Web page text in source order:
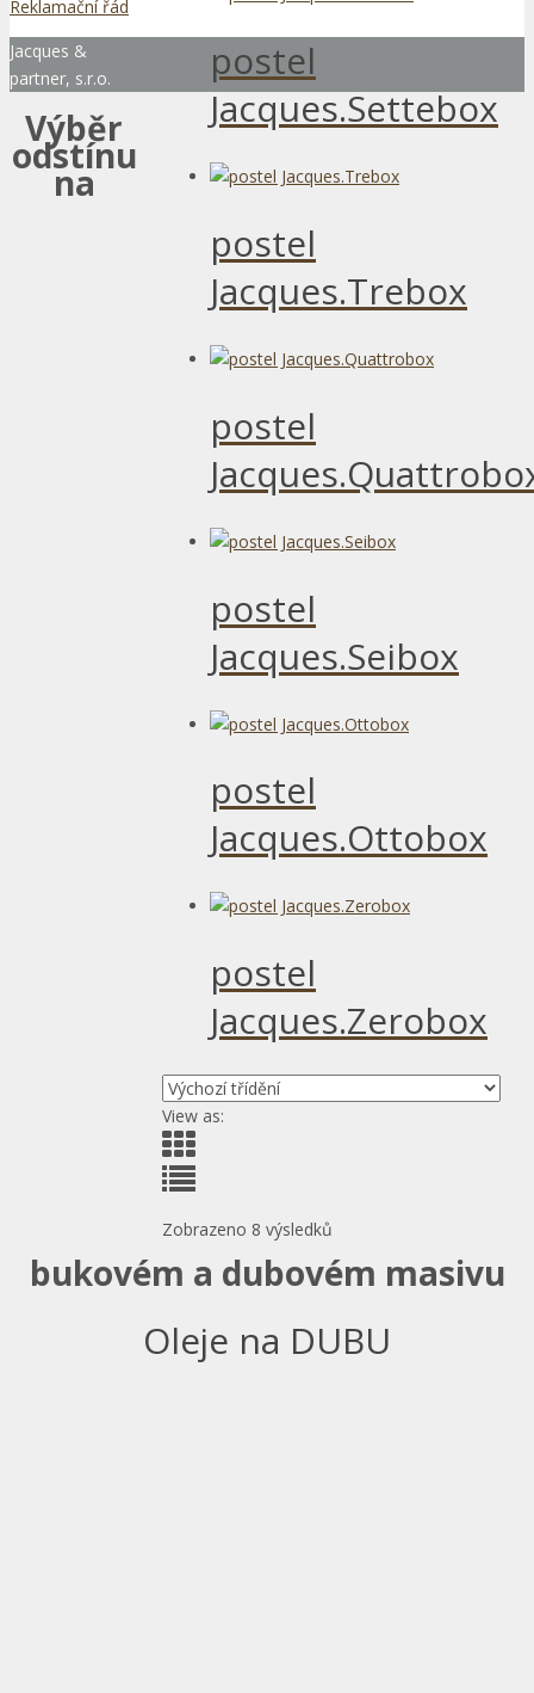
postel
Jacques.Settebox
postel
Jacques.Trebox
postel
postel
Jacques.Seibox
postel
Jacques.Ottobox
postel
Jacques.Zerobox
View as:
Zobrazeno 8 výsledků
Reklamační řád
Jacques &
partner, s.r.o.
Výběr
odstínu
na
bukovém a dubovém masivu
Oleje na DUBU